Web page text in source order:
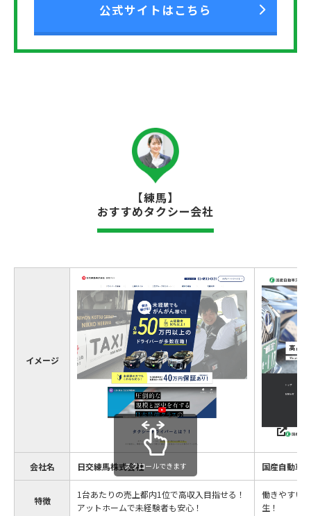
公式サイトはこちら
【練馬】
おすすめタクシー会社
イメージ
会社名 日交練馬株式会社 国産自動車
特徴
1台あたりの売上都内1位で高収入目指せる！
アットホームで未経験者も安心！
働きやすい
生！
スクロールできます